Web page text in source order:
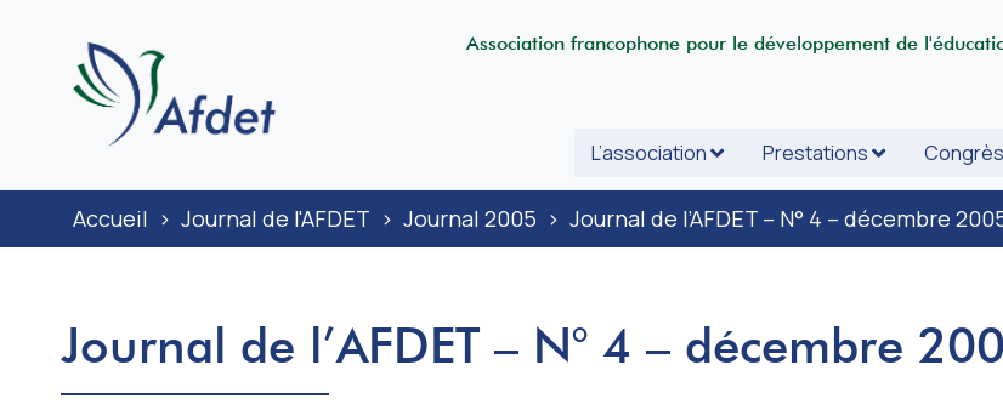
Association francophone pour le développement de
L’association Prestations Congrès
Accueil > Journal de l'AFDET > Journal 2005 > Journal de l’AFDET – N° 4 – décembre
Journal de l’AFDET – N° 4 – décembre